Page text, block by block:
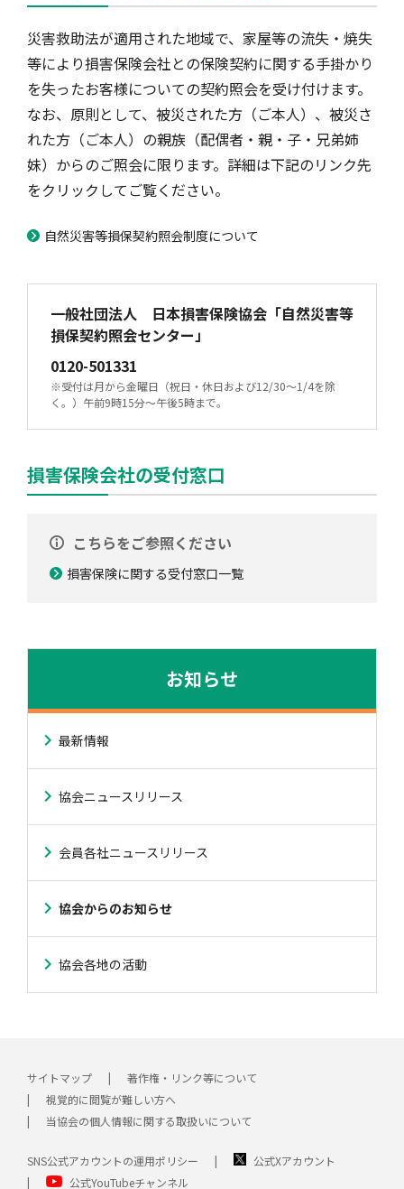
災害救助法が適用された地域で、家屋等の流失・焼失
等により損害保険会社との保険契約に関する手掛かり
を失ったお客様についての契約照会を受け付けます。
なお、原則として、被災された方（ご本人）、被災さ
れた方（ご本人）の親族（配偶者・親・子・兄弟姉
妹）からのご照会に限ります。詳細は下記のリンク先
をクリックしてご覧ください。
自然災害等損保契約照会制度について
一般社団法人 日本損害保険協会「自然災害等
損保契約照会センター」
0120-501331
※受付は月から金曜日（祝日・休日および12/30〜1/4を除
く。）午前9時15分〜午後5時まで。
損害保険会社の受付窓口
こちらをご参照ください
損害保険に関する受付窓口一覧
お知らせ
最新情報
協会ニュースリリース
会員各社ニュースリリース
協会からのお知らせ
協会各地の活動
サイトマップ
著作権・リンク等について
視覚的に閲覧が難しい方へ
当協会の個人情報に関する取扱いについて
SNS公式アカウントの運用ポリシー
公式Xアカウント
公式YouTubeチャンネル